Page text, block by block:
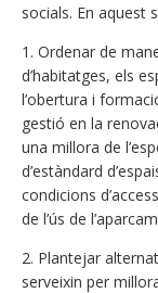
socials. En aquest
1. Ordenar de
d’habitatges, els
l’obertura i
gestió en la
una millora de
d’estàndard
condicions
de l’ús de
2. Plantejar
serveixin per